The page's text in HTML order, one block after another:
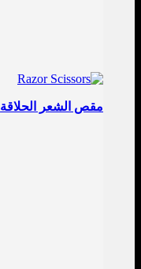
مقص الشعر الحلاقة